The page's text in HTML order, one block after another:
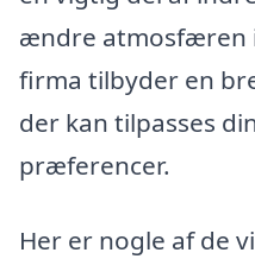
ændre atmosfæren
firma tilbyder en
der kan tilpasses
præferencer.
Her er nogle af de